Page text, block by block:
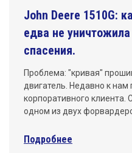
John Deere 1510G:
едва не
спасения.
Проблема: "кривая"
двигатель. Недавно к нам
корпоративного клиента.
одном из двух
Подробнее